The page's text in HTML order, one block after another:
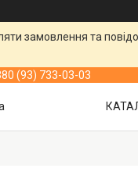
замовлення та
(93) 733-03-03